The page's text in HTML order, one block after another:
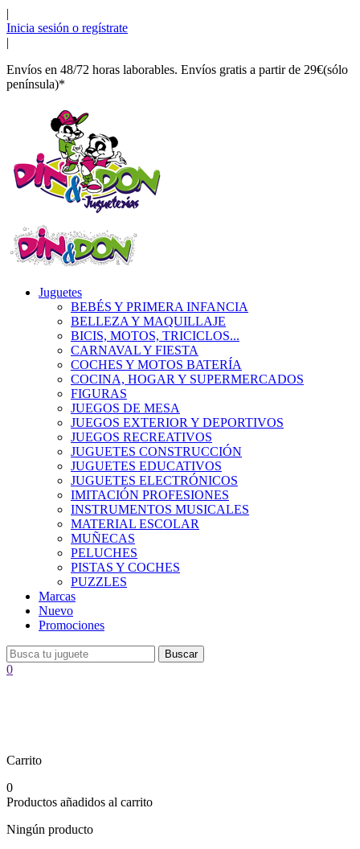
|
Inicia sesión o regístrate
|
Envíos en 48/72 horas laborables. Envíos gratis a partir de 29€(sólo
península)*
Juguetes
BEBÉS Y PRIMERA INFANCIA
BELLEZA Y MAQUILLAJE
BICIS, MOTOS, TRICICLOS...
CARNAVAL Y FIESTA
COCHES Y MOTOS BATERÍA
COCINA, HOGAR Y SUPERMERCADOS
FIGURAS
JUEGOS DE MESA
JUEGOS EXTERIOR Y DEPORTIVOS
JUEGOS RECREATIVOS
JUGUETES CONSTRUCCIÓN
JUGUETES EDUCATIVOS
JUGUETES ELECTRÓNICOS
IMITACIÓN PROFESIONES
INSTRUMENTOS MUSICALES
MATERIAL ESCOLAR
MUÑECAS
PELUCHES
PISTAS Y COCHES
PUZZLES
Marcas
Nuevo
Promociones
Buscar
0
Carrito
0
Productos añadidos al carrito
Ningún producto